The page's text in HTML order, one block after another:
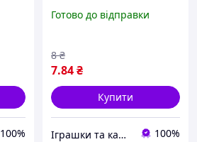
100%
00053130-2
Готово до відправки
7.84₴
8 ₴
Купити
Іграшки та канцтовари "Плюшево" 100%